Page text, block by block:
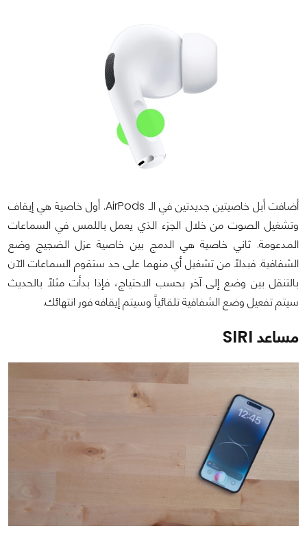
أضافت أبل خاصيتين جديدتين في الـ AirPods. أول خاصية هي إيقاف
وتشغيل الصوت من خلال الجزء الذي يعمل باللمس في السماعات
المدعومة. ثاني خاصية هي الدمج بين خاصية عزل الضجيج وضع
الشفافية. فبدلاً من تشغيل أي منهما على حد ستقوم السماعات الآن
بالتنقل بين وضع إلى آخر بحسب الاحتياج، فإذا بدأت مثلاً بالحديث
سيتم تفعيل وضع الشفافية تلقائياً وسيتم إيقافه فور انتهائك.
مساعد SIRI